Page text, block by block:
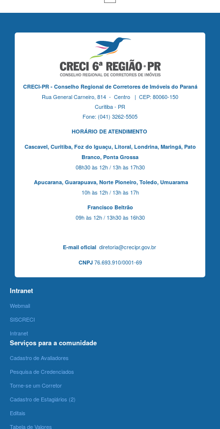
CRECI-PR - Conselho Regional de Corretores de Imóveis do Paraná
Rua General Carneiro, 814 - Centro | CEP: 80060-150
Curitiba - PR
Fone: (041) 3262-5505
HORÁRIO DE ATENDIMENTO
Cascavel, Curitiba,Foz do Iguaçu, Litoral, Londrina, Maringá, Pato
Branco, Ponta Grossa
08h30 às 12h / 13h às 17h30
Apucarana, Guarapuava, Norte Pioneiro, Toledo, Umuarama
10h às 12h / 13h às 17h
Francisco Beltrão
09h às 12h / 13h30 às 16h30
E-mail oficialdiretoria@crecipr.gov.br
CNPJ76.693.910/0001-69
Intranet
Webmail
SISCRECI
Intranet
Serviços para a comunidade
Cadastro de Avaliadores
Pesquisa de Credenciados
Torne-se um Corretor
Cadastro de Estagiários (2)
Editais
Tabela de Valores